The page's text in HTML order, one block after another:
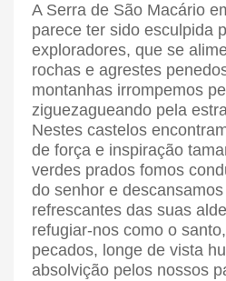
A Serra de São Macário
parece ter sido esculpida
exploradores, que se
rochas e agrestes
montanhas irrompemos
ziguezagueando pela
Nestes castelos
de força e inspiração
verdes prados fomos
do senhor e
refrescantes das suas
refugiar-nos como o
pecados, longe de vista
absolvição pelos nossos